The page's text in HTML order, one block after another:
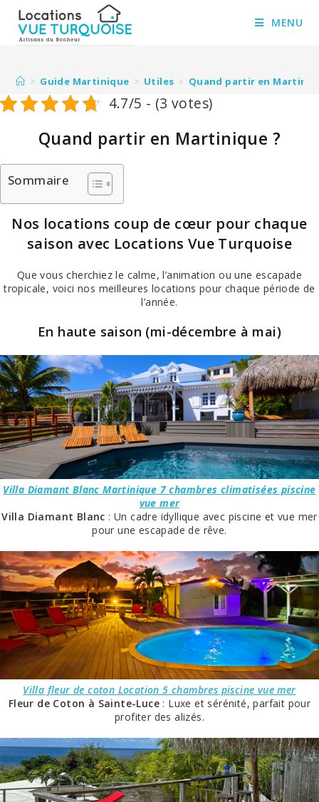
content
MENU
> Guide Martinique > Utiles > Quand partir en
4.7/5 - (3 votes)
Quand partir en Martinique ?
Sommaire
Nos locations coup de cœur pour chaque
saison avec Locations Vue Turquoise
Que vous cherchiez le calme, l’animation ou une escapade
tropicale, voici nos meilleures locations pour chaque période de
l’année.
En haute saison (mi-décembre à mai)
Villa Diamant Blanc Martinique 7 chambres climatisées piscine
vue mer
Villa Diamant Blanc : Un cadre idyllique avec piscine et vue mer
pour une escapade de rêve.
Villa fleur de coton Location 5 chambres piscine vue mer
Fleur de Coton à Sainte-Luce : Luxe et sérénité, parfait pour
profiter des alizés.